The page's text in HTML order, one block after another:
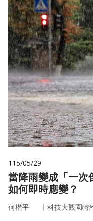
115/05/29
當降雨變成「一次
如何即時應變？
何楷平 ｜ 科技大觀園特